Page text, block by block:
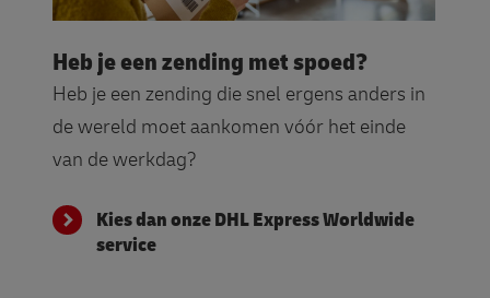
Heb je een zending met spoed?
Heb je een zending die snel ergens anders in
de wereld moet aankomen vóór het einde
van de werkdag?
Kies dan onze DHL Express Worldwide
service